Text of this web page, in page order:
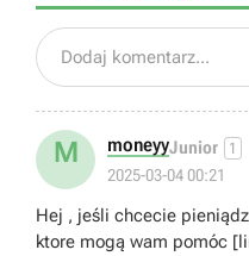
Dodaj komentarz...
M moneyyJunior 1
2025-03-04 00:21
Hej , jeśli chcecie
ktore mogą wam pomóc [link] aby użyć kodu